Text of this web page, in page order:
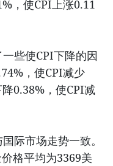
，使CPI上涨0.11
些使CPI下降的因
，使CPI减少
0.38%，使CPI减
际市场走势一致。
格平均为3369美